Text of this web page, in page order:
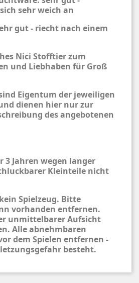
sehr weich an
gut - riecht nach einem
Nici Stofftier zum
und Liebhaben für Groß
Eigentum der jeweiligen
dienen hier nur zur
des angebotenen
3 Jahren wegen langer
Kleinteile nicht
Spielzeug. Bitte
vorhanden entfernen.
unmittelbarer Aufsicht
Alle abnehmbaren
dem Spielen entfernen -
besteht.